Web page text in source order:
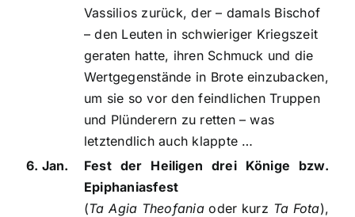
Vassilios zurück, der – damals Bischof
– den Leuten in schwieriger Kriegszeit
geraten hatte, ihren Schmuck und die
Wertgegenstände in Brote einzubacken,
um sie so vor den feindlichen Truppen
und Plünderern zu retten – was
letztendlich auch klappte …
6. Jan.
Fest der Heiligen drei Könige bzw.
Epiphaniasfest
(Ta Agia Theofaniaoder kurz Ta Fota),